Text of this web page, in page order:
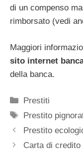
di un compenso
rimborsato (vedi
Maggiori
sito internet
della banca.
Categorie
Prestiti
Tag
Prestito
Prestito
Carta di